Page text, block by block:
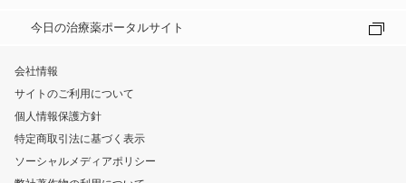
今日の治療薬ポータルサイト
会社情報
サイトのご利用について
個人情報保護方針
特定商取引法に基づく表示
ソーシャルメディアポリシー